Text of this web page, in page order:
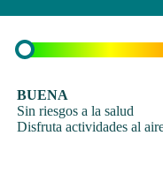
BUENA
Sin riesgos a la salud
Disfruta actividades al